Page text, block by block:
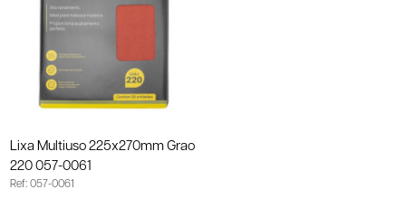
Lixa Multiuso 225x270mm Grao
220 057-0061
Ref: 057-0061